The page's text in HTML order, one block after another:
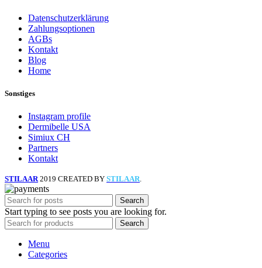
Datenschutzerklärung
Zahlungsoptionen
AGBs
Kontakt
Blog
Home
Sonstiges
Instagram profile
Dermibelle USA
Simiux CH
Partners
Kontakt
STILAAR 2019 CREATED BY STILAAR.
Search
Start typing to see posts you are looking for.
Search
Menu
Categories